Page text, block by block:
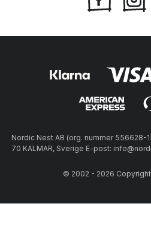
Nordic Nest AB (org. nummer 556628-
70 KALMAR, Sverige E-post:
© 2002 - 2026